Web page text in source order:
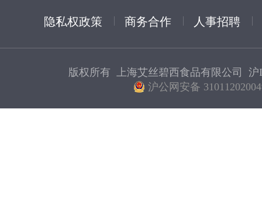
隐私权政策 商务合作 人事招聘
版权所有 上海艾丝碧西食品有限公司 沪
沪公网安备